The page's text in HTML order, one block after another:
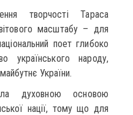
творчості Тараса
масштабу – для
поет глибоко
українського народу,
України.
духовною основою
нації, тому що для